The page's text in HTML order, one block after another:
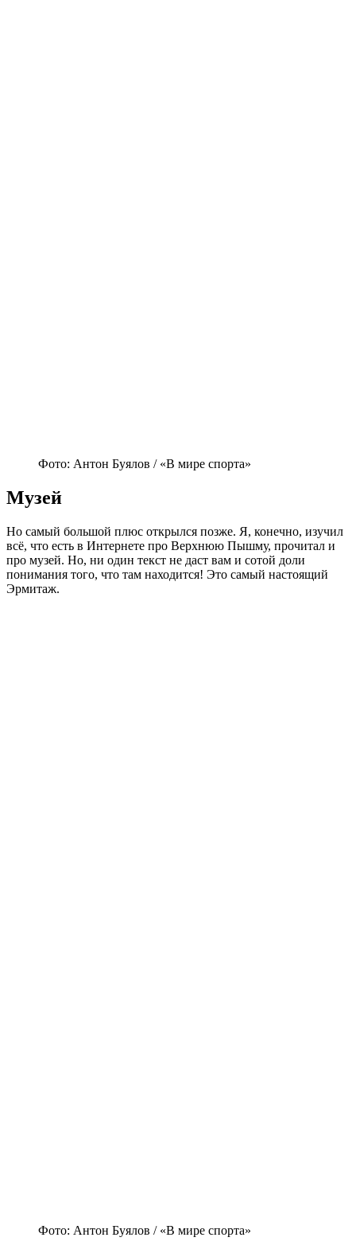
Фото: Антон Буялов / «В мире спорта»
Музей
Но самый большой плюс открылся позже. Я, конечно, изучил
всё, что есть в Интернете про Верхнюю Пышму, прочитал и
про музей. Но, ни один текст не даст вам и сотой доли
понимания того, что там находится! Это самый настоящий
Эрмитаж.
Фото: Антон Буялов / «В мире спорта»